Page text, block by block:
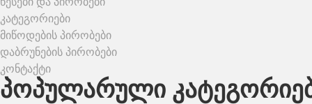
კატეგორიები
მიწოდების პირობები
დაბრუნების პირობები
კონტაქტი
პოპულარული